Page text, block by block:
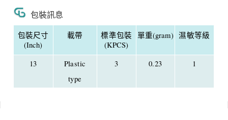
包裝訊息
包裝尺寸
(Inch)
載帶
標準包裝
(KPCS)
單重(gram) 濕敏等級
13
Plastic
type
3 0.23 1